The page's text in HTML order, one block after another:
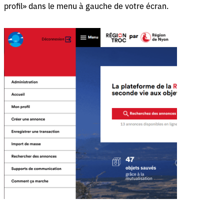
profil» dans le menu à gauche de votre écran.